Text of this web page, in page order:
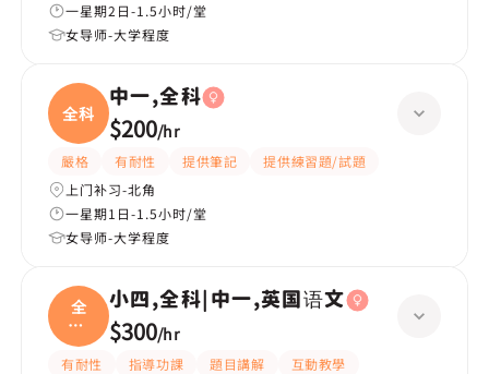
一星期2日-1.5小时/堂
女导师-大学程度
全科
中一,全科
$200/hr
嚴格 有耐性 提供筆記
提供練習題/試題
上门补习-北角
一星期1日-1.5小时/堂
女导师-大学程度
全
科|
中一
小四,全科|中一,英国语文
$300/hr
有耐性 指導功課 題目講解
互動教學